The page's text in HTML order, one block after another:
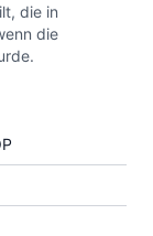
die in
die